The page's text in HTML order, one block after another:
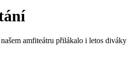
amfiteátru přilákalo i letos diváky